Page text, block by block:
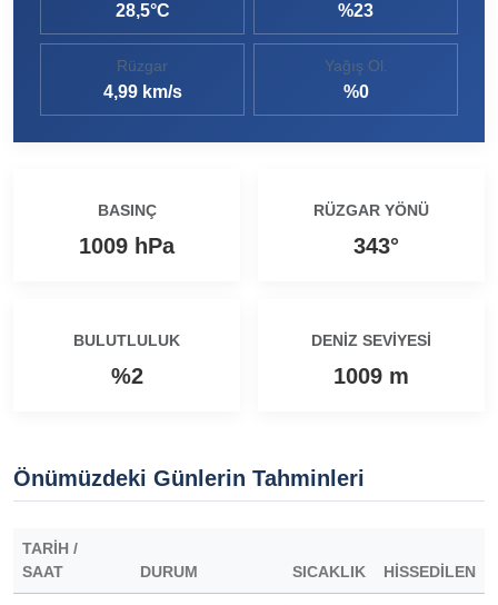
Ezine MEM Öğrencileri Otomotiv Sektörünü Yerinde İnceledi
10:45 |
28,5°C %23
Rüzgar
4,99 km/s
Yağış Ol.
%0
BASINÇ
1009 hPa
RÜZGAR YÖNÜ
343°
BULUTLULUK
%2
DENIZ SEVIYESI
1009 m
Önümüzdeki Günlerin Tahminleri
TARIH /
SAAT
DURUM SICAKLIK HISSEDILEN